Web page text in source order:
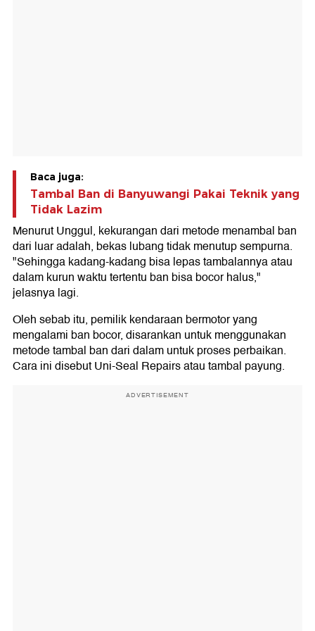
Baca juga:
Tambal Ban di Banyuwangi Pakai Teknik yang
Tidak Lazim
Menurut Unggul, kekurangan dari metode menambal ban
dari luar adalah, bekas lubang tidak menutup sempurna.
"Sehingga kadang-kadang bisa lepas tambalannya atau
dalam kurun waktu tertentu ban bisa bocor halus,"
jelasnya lagi.
Oleh sebab itu, pemilik kendaraan bermotor yang
mengalami ban bocor, disarankan untuk menggunakan
metode tambal ban dari dalam untuk proses perbaikan.
Cara ini disebut Uni-Seal Repairs atau tambal payung.
ADVERTISEMENT